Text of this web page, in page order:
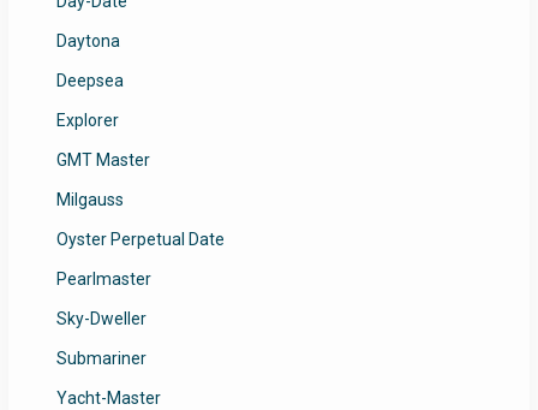
Daytona
Deepsea
Explorer
GMT Master
Milgauss
Oyster Perpetual Date
Pearlmaster
Sky-Dweller
Submariner
Yacht-Master